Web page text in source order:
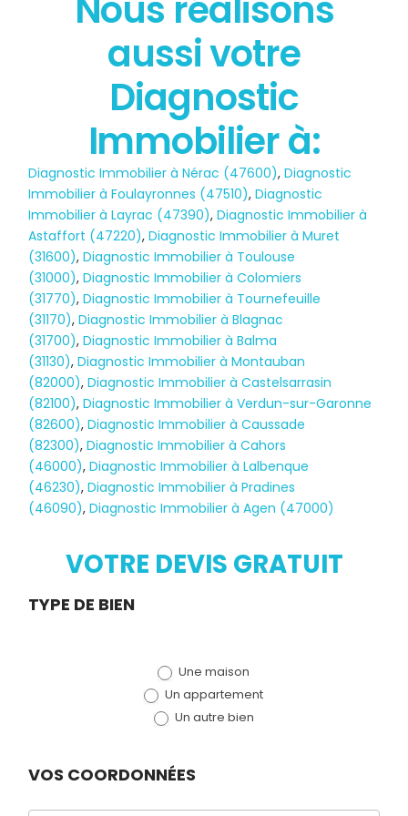
État des risques
POLLUTION
Diagnostic
TERMITES
aussi votre
Diagnostic
Immobilier à:
Diagnostic Immobilier à Nérac (47600),Diagnostic
Immobilier à Foulayronnes (47510),Diagnostic
Immobilier à Layrac (47390),Diagnostic Immobilier à
Astaffort (47220),Diagnostic Immobilier à Muret
(31600),Diagnostic Immobilier à Toulouse
(31000),Diagnostic Immobilier à Colomiers
(31770),Diagnostic Immobilier à Tournefeuille
(31170),Diagnostic Immobilier à Blagnac
(31700),Diagnostic Immobilier à Balma
(31130),Diagnostic Immobilier à Montauban
(82000),Diagnostic Immobilier à Castelsarrasin
(82100),Diagnostic Immobilier à Verdun-sur-Garonne
(82600),Diagnostic Immobilier à Caussade
(82300),Diagnostic Immobilier à Cahors
(46000),Diagnostic Immobilier à Lalbenque
(46230),Diagnostic Immobilier à Pradines
(46090),Diagnostic Immobilier à Agen (47000)
VOTRE DEVIS GRATUIT
Demande
TYPE DE BIEN
Une maison
Un appartement
Un autre bien
VOS COORDONNÉES